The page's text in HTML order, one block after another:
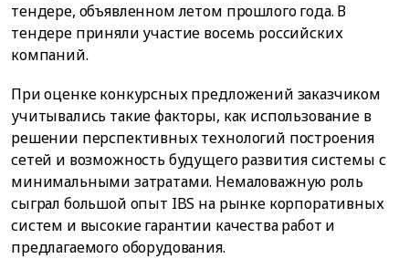
тендере, объявленном летом прошлого года. В
тендере приняли участие восемь российских
компаний.
При оценке конкурсных предложений заказчиком
учитывались такие факторы, как использование в
решении перспективных технологий построения
сетей и возможность будущего развития системы с
минимальными затратами. Немаловажную роль
сыграл большой опыт IBS на рынке корпоративных
систем и высокие гарантии качества работ и
предлагаемого оборудования.